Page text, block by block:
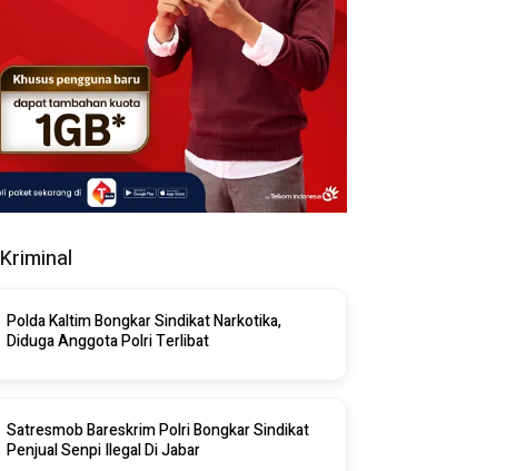
Kriminal
Polda Kaltim Bongkar Sindikat Narkotika,
Diduga Anggota Polri Terlibat
Satresmob Bareskrim Polri Bongkar Sindikat
Penjual Senpi Ilegal Di Jabar